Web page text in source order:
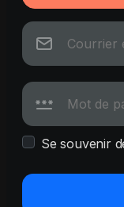
Se souvenir